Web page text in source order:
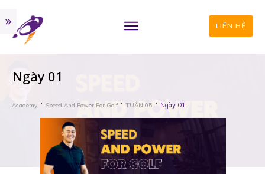
LIÊN HỆ
Ngày 01
Academy Speed And Power For Golf TUẦN 05 Ngày 01